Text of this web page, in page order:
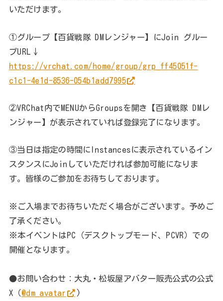
いただけます。
①グループ【百貨戦隊 DMレンジャー】にJoin グルー
プURL↓
https://vrchat.com/home/group/grp_ff45051f-
c1c1-4e1d-8536-054b1add7995
②VRChat内でMENUからGroupsを開き【百貨戦隊 DMレ
ンジャー】が表示されていれば登録完了になります。
③当日は指定の時間にInstancesに表示されているイン
スタンスにJoinしていただければ参加可能になりま
す。皆様のご参加をお待ちしております。
※ご入場までお待ちいただく場合がございます。予めご
了承ください。
※本イベントはPC（デスクトップモード、PCVR）での
開催となります。
●お問い合わせ：大丸・松坂屋アバター販売公式の公式
X（@dm_avatar )